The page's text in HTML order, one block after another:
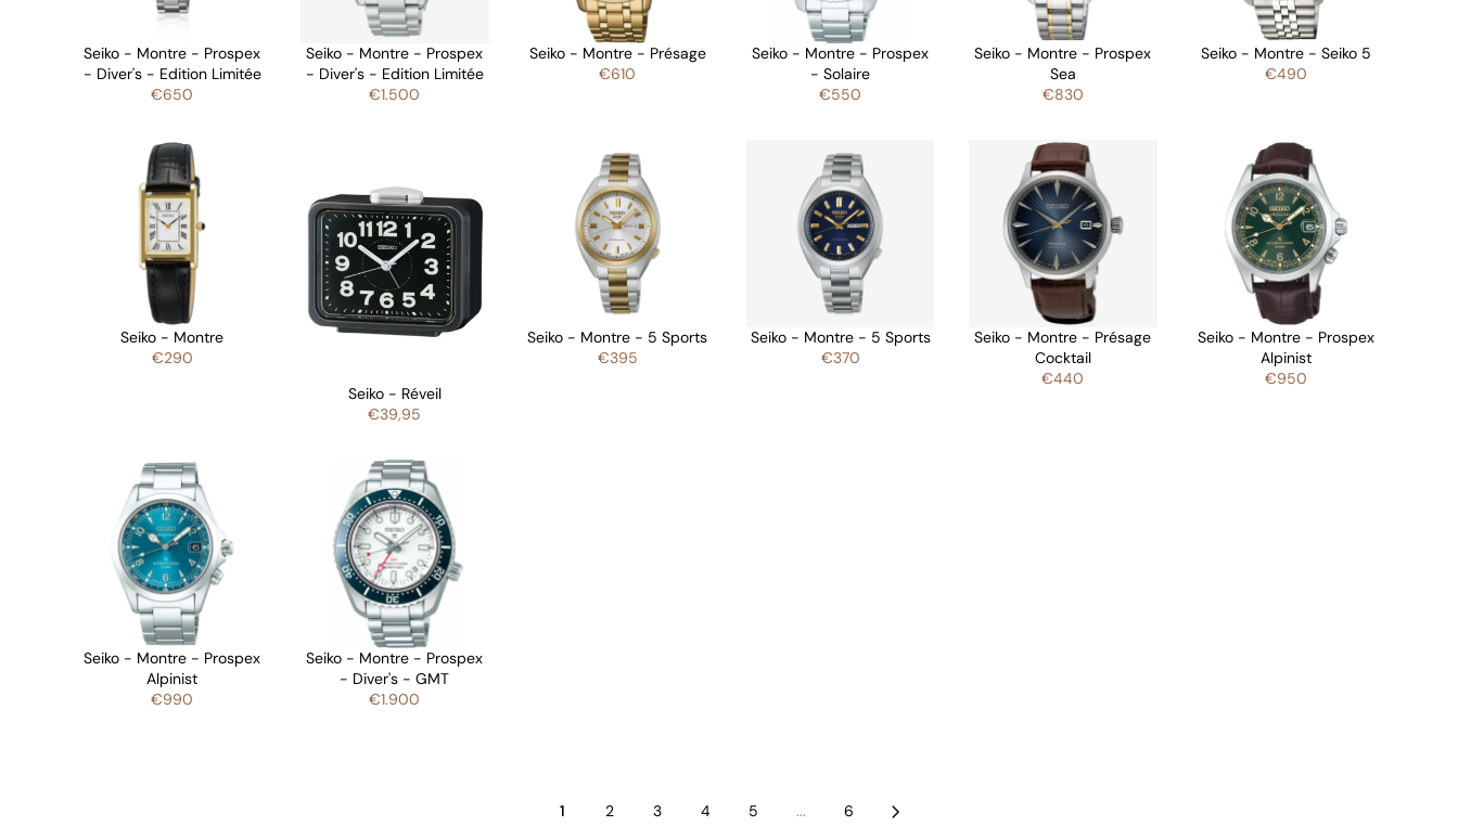
Seiko - Montre - Prospex
- Diver's - Edition Limitée
€650
Seiko - Montre - Prospex
- Diver's - Edition Limitée
€1.500
Seiko - Montre - Présage
€610
Seiko - Montre - Prospex
- Solaire
€550
Seiko - Montre - Prospex
Sea
€830
Seiko - Montre - Seiko 5
€490
Seiko - Montre
€290
Seiko - Réveil
€39,95
Seiko - Montre - 5 Sports
€395
Seiko - Montre - 5 Sports
€370
Seiko - Montre - Présage
Cocktail
€440
Seiko - Montre - Prospex
Alpinist
€950
Seiko - Montre - Prospex
Alpinist
€990
Seiko - Montre - Prospex
- Diver's - GMT
€1.900
1 2 3 4 5 ... 6